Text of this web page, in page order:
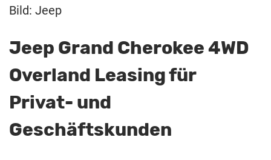
Bild: Jeep
Jeep Grand Cherokee 4WD
Overland Leasing für
Privat- und
Geschäftskunden